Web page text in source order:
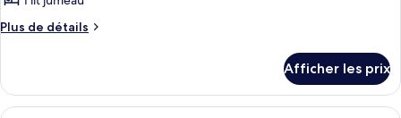
Plus de détails
Plus
Chambre,
Afficher les prix